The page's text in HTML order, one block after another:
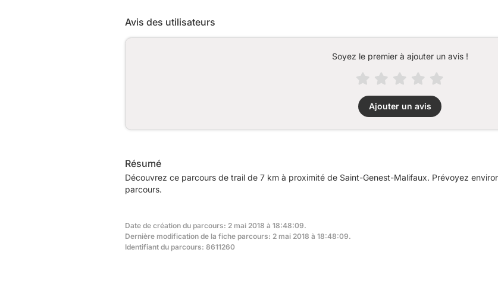
Avis des utilisateurs
Soyez le premier à ajouter un avis !
Ajouter un avis
Résumé
Découvrez ce parcours de trail de 7 km à proximité de Saint-Genest-Malifaux. Prévoyez
parcours.
Date de création du parcours: 2 mai 2018 à 18:48:09.
Dernière modification de la fiche parcours: 2 mai 2018 à 18:48:09.
Identifiant du parcours: 8611260